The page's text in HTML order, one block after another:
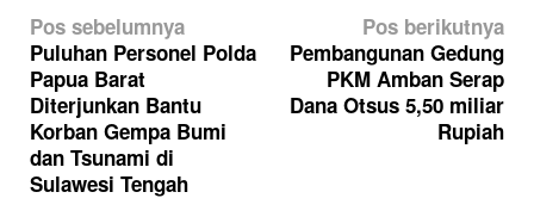
N
a
v
i
g
a
Pos sebelumnya
Puluhan Personel Polda
Papua Barat
Diterjunkan Bantu
Korban Gempa Bumi
dan Tsunami di
Sulawesi Tengah
Pos berikutnya
Pembangunan Gedung
PKM Amban Serap
Dana Otsus 5,50 miliar
Rupiah